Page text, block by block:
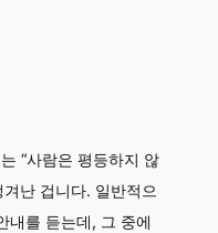
“사람은 평등하지 않
난 겁니다. 일반적으
내를 듣는데, 그 중에